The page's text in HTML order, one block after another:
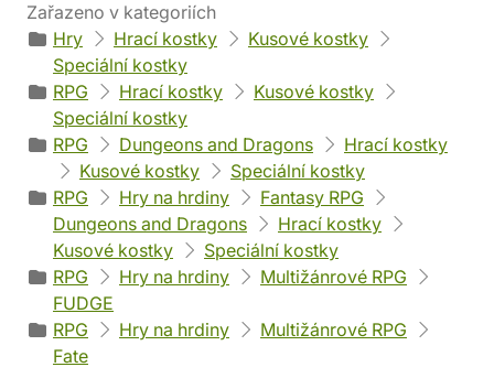
Zařazeno v kategoriích
Hry
Hrací kostky
Kusové kostky
Speciální kostky
RPG
Hrací kostky
Kusové kostky
Speciální kostky
RPG
Dungeons and Dragons
Hrací kostky
Kusové kostky
Speciální kostky
RPG
Hry na hrdiny
Fantasy RPG
Dungeons and Dragons
Hrací kostky
Kusové kostky
Speciální kostky
RPG
Hry na hrdiny
Multižánrové RPG
FUDGE
RPG
Hry na hrdiny
Multižánrové RPG
Fate